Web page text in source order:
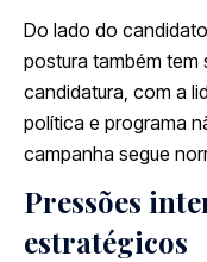
Do lado do
postura também tem
candidatura, com a
política e programa
campanha segue
Pressões
estratégicos